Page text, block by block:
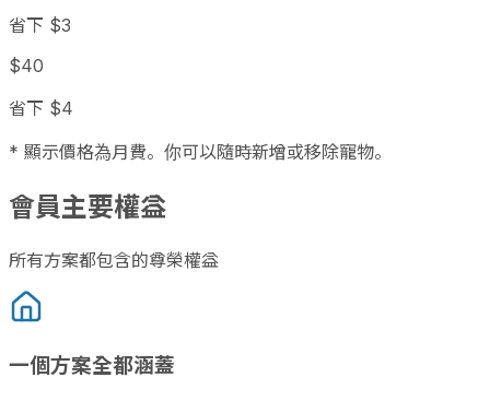
省下 $3
$40
省下 $4
* 顯示價格為月費。你可以隨時新增或移除寵物。
會員主要權益
所有方案都包含的尊榮權益
一個方案全都涵蓋